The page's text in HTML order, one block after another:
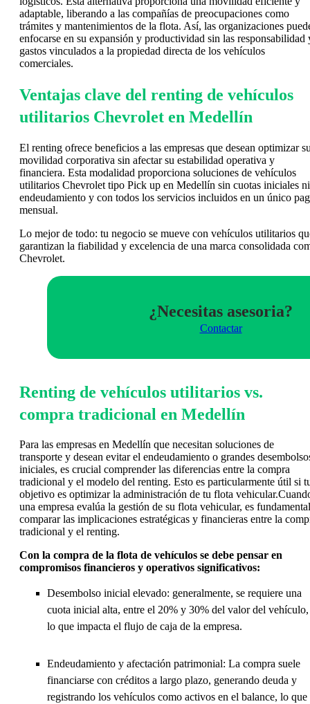
adaptable, liberando a las compañías de preocupaciones como
trámites y mantenimientos de la flota. Así, las organizaciones
enfocarse en su expansión y productividad sin las responsabilidad
gastos vinculados a la propiedad directa de los vehículos
comerciales.
Ventajas clave del renting de vehículos
utilitarios Chevrolet en Medellín
El renting ofrece beneficios a las empresas que desean optimizar
movilidad corporativa sin afectar su estabilidad operativa y
financiera. Esta modalidad proporciona soluciones de vehículos
utilitarios Chevrolet tipo Pick up en Medellín sin cuotas iniciales ni
endeudamiento y con todos los servicios incluidos en un único
mensual.
Lo mejor de todo: tu negocio se mueve con vehículos utilitarios
garantizan la fiabilidad y excelencia de una marca consolidada
Chevrolet.
¿Necesitas asesoria?
Contactar
Renting de vehículos utilitarios vs.
compra tradicional en Medellín
Para las empresas en Medellín que necesitan soluciones de
transporte y desean evitar el endeudamiento o grandes
iniciales, es crucial comprender las diferencias entre la compra
tradicional y el modelo del renting. Esto es particularmente útil si
objetivo es optimizar la administración de tu flota
una empresa evalúa la gestión de su flota vehicular, es fundamental
comparar las implicaciones estratégicas y financieras entre la
tradicional y el renting.
Con la compra de la flota de vehículos se debe pensar en
compromisos financieros y operativos significativos:
Desembolso inicial elevado: generalmente, se requiere una
cuota inicial alta, entre el 20% y 30% del valor del vehículo,
lo que impacta el flujo de caja de la empresa.
Endeudamiento y afectación patrimonial: La compra suele
financiarse con créditos a largo plazo, generando deuda y
registrando los vehículos como activos en el balance, lo que